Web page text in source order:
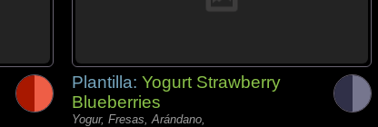
Plantilla: Yogurt Strawberry
Blueberries
Yogur, Fresas, Arándano,